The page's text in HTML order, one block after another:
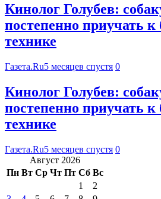
Кинолог Голубев:
постепенно приучать
технике
Газета.Ru5 месяцев спустя 0
Кинолог Голубев:
постепенно приучать
технике
Газета.Ru5 месяцев спустя 0
Август 2026
Пн Вт Ср Чт Пт Сб Вс
1
2